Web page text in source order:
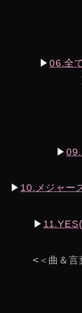
▶︎ 06.全
▶︎
▶︎ 10.メジャー
▶︎
<＜曲＆